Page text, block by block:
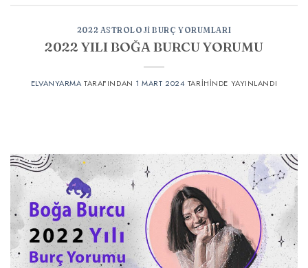
2022 ASTROLOJI BURÇ YORUMLARI
2022 YILI BOĞA BURCU YORUMU
ELVANYARMA TARAFINDAN 1 MART 2024 TARIHINDE YAYINLANDI